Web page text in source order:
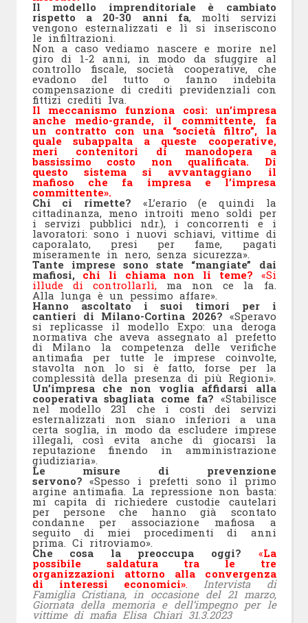
Il modello imprenditoriale è cambiato
rispetto a 20-30 anni fa, molti servizi
vengono esternalizzati e lì si inseriscono
le infiltrazioni.
Non a caso vediamo nascere e morire nel
giro di 1-2 anni, in modo da sfuggire al
controllo fiscale, società cooperative, che
evadono del tutto o fanno indebita
compensazione di crediti previdenziali con
fittizi crediti Iva.
Il meccanismo funziona così: un’impresa
anche medio-grande, il committente, fa
un contratto con una “società filtro”, la
quale subappalta a queste cooperative,
meri contenitori di manodopera a
bassissimo costo non qualificata. Di
questo sistema si avvantaggiano il
mafioso che fa impresa e l’impresa
committente».
Chi ci rimette? «L’erario (e quindi la
cittadinanza, meno introiti meno soldi per
i servizi pubblici ndr.), i concorrenti e i
lavoratori: sono i nuovi schiavi, vittime di
caporalato, presi per fame, pagati
miseramente in nero, senza sicurezza».
Tante imprese sono state “mangiate” dai
mafiosi, chi li chiama non li teme? «Si
illude di controllarli,ma non ce la fa.
Alla lunga è un pessimo affare».
Hanno ascoltato i suoi timori per i
cantieri di Milano-Cortina 2026? «Speravo
si replicasse il modello Expo: una deroga
normativa che aveva assegnato al prefetto
di Milano la competenza delle verifiche
antimafia per tutte le imprese coinvolte,
stavolta non lo si è fatto, forse per la
complessità della presenza di più Regioni».
Un’impresa che non voglia affidarsi alla
cooperativa sbagliata come fa? «Stabilisce
nel modello 231 che i costi dei servizi
esternalizzati non siano inferiori a una
certa soglia, in modo da escludere imprese
illegali, così evita anche di giocarsi la
reputazione finendo in amministrazione
giudiziaria».
Le misure di prevenzione
servono?«Spesso i prefetti sono il primo
argine antimafia. La repressione non basta:
mi capita di richiedere custodie cautelari
per persone che hanno già scontato
condanne per associazione mafiosa a
seguito di miei procedimenti di anni
prima. Ci ritroviamo».
Che cosa la preoccupa oggi? «La
possibile saldatura tra le tre
organizzazioni attorno alla convergenza
di interessi economici».Intervista di
Famiglia Cristiana, in occasione del 21 marzo,
Giornata della memoria e dell’impegno per le
vittime di mafia Elisa Chiari 31.3.2023